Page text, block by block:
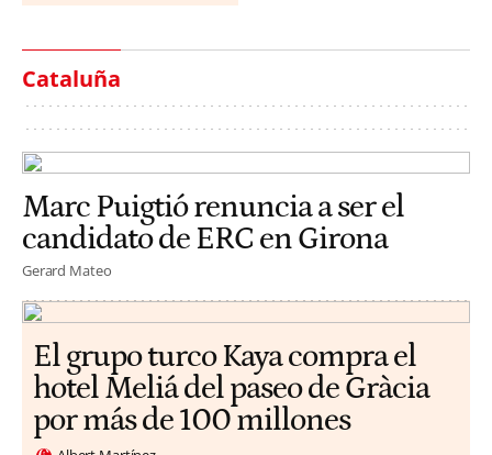
Cataluña
Marc Puigtió renuncia a ser el
candidato de ERC en Girona
Gerard Mateo
El grupo turco Kaya compra el
hotel Meliá del paseo de Gràcia
por más de 100 millones